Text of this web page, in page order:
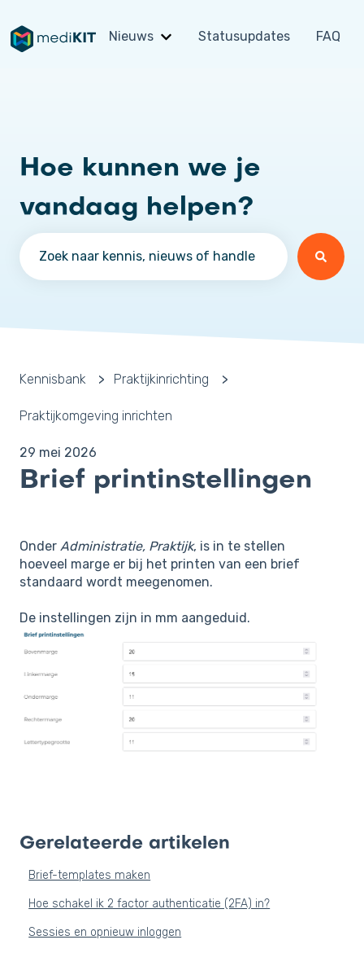
Nieuws
Submenu tonen voor Nieuws
Statusupdates FAQ
Hoe kunnen we je
vandaag helpen?
Kennisbank Praktijkinrichting
Praktijkomgeving inrichten
29 mei 2026
Brief printinstellingen
Onder Administratie, Praktijk, is in te stellen
hoeveel marge er bij het printen van een brief
standaard wordt meegenomen.
De instellingen zijn in mm aangeduid.
Gerelateerde artikelen
Brief-templates maken
Hoe schakel ik 2 factor authenticatie (2FA) in?
Sessies en opnieuw inloggen